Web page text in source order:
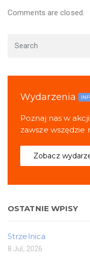
Comments are closed.
Wydarzenia
Poznaj nas w
zawsze wszędzie
Zobacz
OSTATNIE WPISY
Strzelnica
8 Jul, 2026